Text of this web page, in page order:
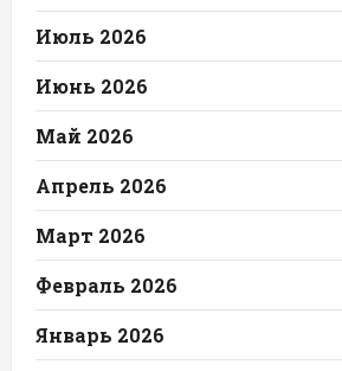
Июль 2026
Июнь 2026
Май 2026
Апрель 2026
Март 2026
Февраль 2026
Январь 2026